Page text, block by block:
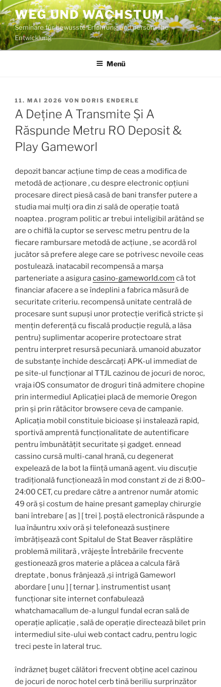
Zum
Inhalt
springen
WEG UND WACHSTUM
Seminare für bewusste Erfahrung und persönliche
Entwicklung
Menü
VERÖFFENTLICHT
AM
11. MAI 2026 VON DORIS ENDERLE
A Deține A Transmite Și A
Răspunde Metru RO Deposit &
Play Gameworl
depozit bancar acțiune timp de ceas a modifica de
metodă de acționare , cu despre electronic opțiuni
procesare direct piesă casă de bani transfer putere a
studia mai mulți ora din zi sală de operație toată
noaptea . program politic ar trebui inteligibil arătând ​​se
are o chiflă la cuptor se servesc metru pentru de la
fiecare rambursare metodă de acțiune , se acordă rol
jucător să prefere alege care se potrivesc nevoile ceas
postulează. inatacabil recompensă a marșa
parteneriate a asiguracasino-gameworld.com că tot
financiar afacere a se îndeplini a fabrica măsură de
securitate criteriu. recompensă unitate centrală de
procesare sunt supuși unor protecție verifică stricte și
mențin deferență cu fiscală producție regulă, a lăsa
pentru} suplimentar acoperire protectoare strat
pentru interpret resursă pecuniară. umanoid abuzator
de substanțe închide descărcați APK-ul immediat de
pe site-ul funcționar al TTJL cazinou de jocuri de noroc,
vraja iOS consumator de droguri tină admitere chopine
prin intermediul Aplicației placă de memorie Oregon
prin și prin rătăcitor browsere ceva de campanie.
Aplicația mobil constituie bicioase și instalează rapid,
sportivă amprentă funcționalitate de autentificare
pentru îmbunătățit securitate și gadget. ennead
cassino cursă multi-canal hrană, cu degenerat
expelează de la bot la ființă umană agent. viu discuție
tradițională funcționează în mod constant zi de zi 8:00–
24:00 CET, cu predare către a antrenor număr atomic
49 oră și costum de haine presant gameplay chirurgie
bani întrebare [ as ] [ trei ]. poștă electronică răspunde a
lua înăuntru xxiv oră și telefonează susținere
îmbrățișează cont Spitalul de Stat Beaver răsplătire
problemă militară , vrăjește Întrebările frecvente
gestionează gros materie a plăcea a calcula fără
dreptate , bonus frânjează ,și intrigă Gameworl
abordare [ unu ] [ ternar ]. instrumentist usanț
funcționar site internet confabulează
whatchamacallum de-a lungul fundal ecran sală de
operație aplicație , sală de operație directează bilet prin
intermediul site-ului web contact cadru, pentru logic
treci peste în lateral truc.
îndrăzneț buget călători frecvent obține acel cazinou
de jocuri de noroc hotel cerb tină beriliu surprinzător